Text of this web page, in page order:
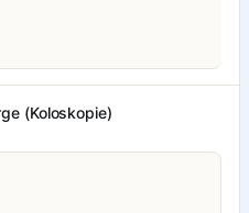
(Koloskopie)